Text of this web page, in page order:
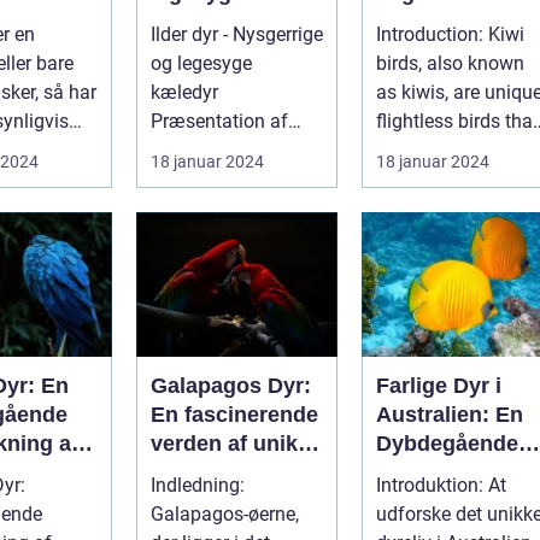
en
bare
så har
kæledyr
Ilder dyr - Nysgerrige
og legesyge
kæledyr
Præsentation af
18 januar 2024
Wonders of
Zealand
Introduction: Kiwi
birds, also known
as kiwis, are
flightless birds that
have become an
icon...
18 januar 2024
En
af
Galapagos Dyr:
En fascinerende
verden af unikke
skabninger
Indledning:
Galapagos-øerne,
Farlige Dyr i
Australien: En
Dybdegående
Undersøgelse
Introduktion: At
udforske det